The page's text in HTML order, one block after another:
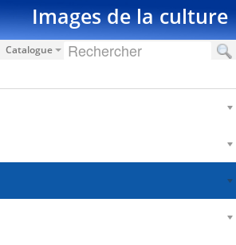
Images de la culture
Catalogue